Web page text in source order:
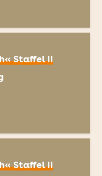
Staffel II
Staffel II